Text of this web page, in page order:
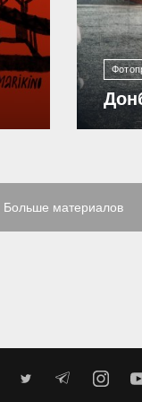
Больше материалов